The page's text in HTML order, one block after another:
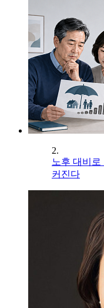
2.
노후 대비
커진다